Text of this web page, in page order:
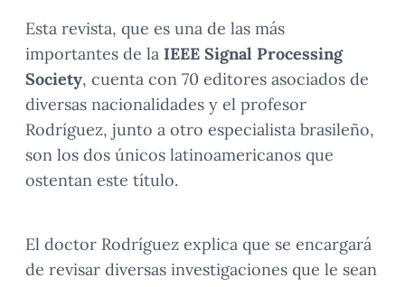
Esta revista, que es una de las más
importantes de la IEEE Signal Processing
Society, cuenta con 70 editores asociados de
diversas nacionalidades y el profesor
Rodríguez, junto a otro especialista brasileño,
son los dos únicos latinoamericanos que
ostentan este título.
El doctor Rodríguez explica que se encargará
de revisar diversas investigaciones que le sean